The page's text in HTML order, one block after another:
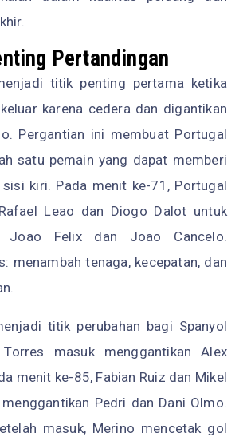
Pertandingan
titik penting pertama ketika
karena cedera dan digantikan
Pergantian ini membuat Portugal
satu pemain yang dapat memberi
kiri. Pada menit ke-71, Portugal
Leao dan Diogo Dalot untuk
Joao Felix dan Joao Cancelo.
menambah tenaga, kecepatan, dan
titik perubahan bagi Spanyol
masuk menggantikan Alex
menit ke-85, Fabian Ruiz dan Mikel
Pedri dan Dani Olmo.
masuk, Merino mencetak gol